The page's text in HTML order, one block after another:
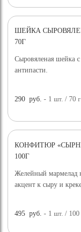
ШЕЙКА
70Г
Сыровяленая шейка
антипасти.
290 руб. - 1шт. / 70г
КОНФИТЮР
100Г
Желейный мармелад
акцент к сыру и
495 руб. - 1шт. /